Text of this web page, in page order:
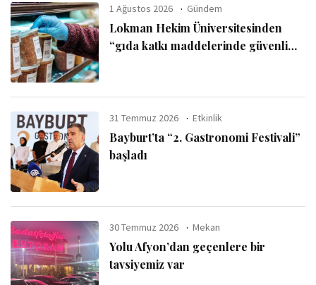
1 Ağustos 2026 Gündem
Lokman Hekim Üniversitesinden
“gıda katkı maddelerinde güvenli
31 Temmuz 2026 Etkinlik
Bayburt’ta “2. Gastronomi Festivali”
başladı
30 Temmuz 2026 Mekan
Yolu Afyon’dan geçenlere bir
tavsiyemiz var